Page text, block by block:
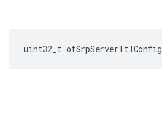
uint32_t otSrpServerTtlConfig